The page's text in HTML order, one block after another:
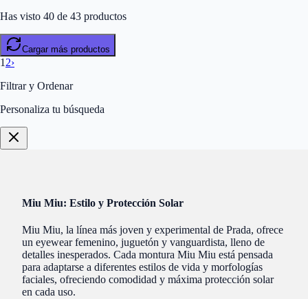
Has visto 40 de 43 productos
Cargar más productos
1 2›
Filtrar y Ordenar
Personaliza tu búsqueda
Miu Miu: Estilo y Protección Solar
Miu Miu, la línea más joven y experimental de Prada, ofrece
un eyewear femenino, juguetón y vanguardista, lleno de
detalles inesperados. Cada montura Miu Miu está pensada
para adaptarse a diferentes estilos de vida y morfologías
faciales, ofreciendo comodidad y máxima protección solar
en cada uso.